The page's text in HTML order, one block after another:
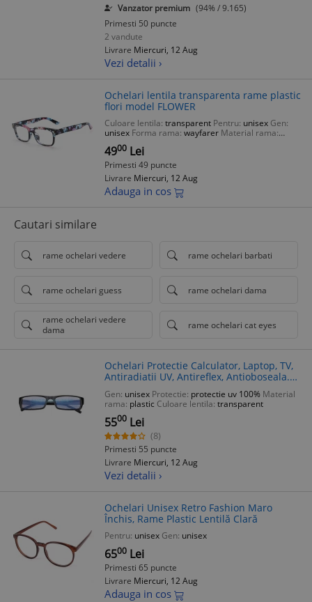
Vanzator premium (94% / 9.165)
Primesti 50 puncte
2 vandute
Livrare Miercuri, 12 Aug
Vezi detalii ›
Ochelari lentila transparenta rame plastic
flori model FLOWER
Culoare lentila: transparent Pentru: unisex Gen:
unisex Forma rama: wayfarer Material rama:
plastic
4900 Lei
Primesti 49 puncte
Livrare Miercuri, 12 Aug
Adauga in cos
Cautari similare
rame ochelari vedere rame ochelari barbati
rame ochelari guess rame ochelari dama
rame ochelari vedere
dama
rame ochelari cat eyes
Ochelari Protectie Calculator, Laptop, TV,
Antiradiatii UV, Antireflex, Antioboseala.
Negri
Gen: unisex Protectie: protectie uv 100% Material
rama: plastic Culoare lentila: transparent
5500 Lei
(8)
Primesti 55 puncte
Livrare Miercuri, 12 Aug
Vezi detalii ›
Ochelari Unisex Retro Fashion Maro
Închis, Rame Plastic Lentilă Clară
Pentru: unisex Gen: unisex
6500 Lei
Primesti 65 puncte
Livrare Miercuri, 12 Aug
Adauga in cos